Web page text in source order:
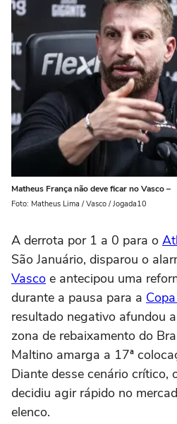
Matheus França não deve ficar no Vasco –
Foto: Matheus Lima / Vasco / Jogada10
A derrota por 1 a 0 para o
São Januário, disparou o
Vasco e antecipou uma
durante a pausa para a
resultado negativo afundou
zona de rebaixamento do
Maltino amarga a 17ª
Diante desse cenário crítico,
decidiu agir rápido no
elenco.